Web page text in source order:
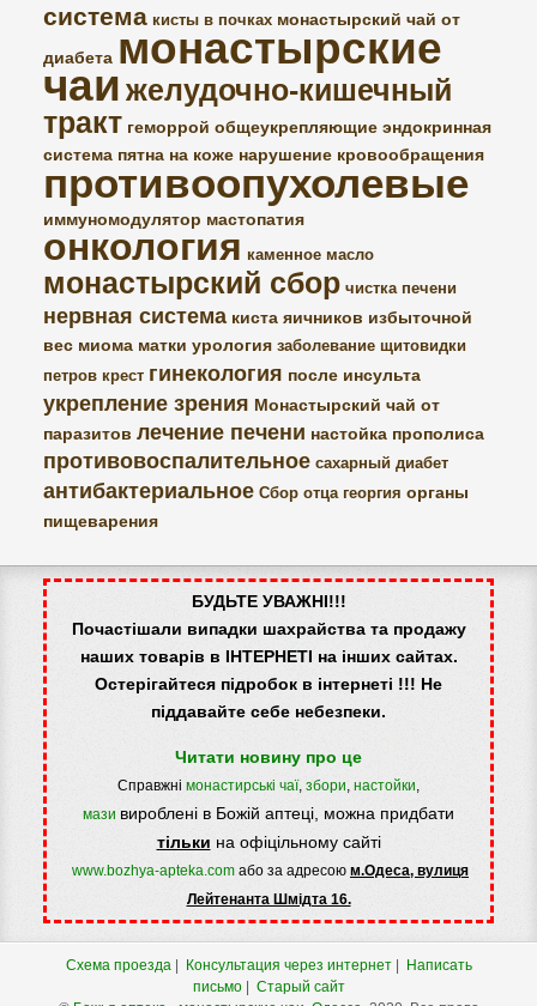
система кисты в почках монастырский чай от
диабета монастырские
чаи желудочно-кишечный
тракт геморрой общеукрепляющие эндокринная
система пятна на коже нарушение кровообращения
противоопухолевые
иммуномодулятор мастопатия
онкология каменное масло
монастырский сбор чистка печени
нервная система киста яичников избыточной
вес миома матки урология заболевание щитовидки
петров крест гинекология после инсульта
укрепление зрения Монастырский чай от
паразитов лечение печени настойка прополиса
противовоспалительное сахарный диабет
антибактериальное Сбор отца георгия органы
пищеварения
БУДЬТЕ УВАЖНІ!!!
Почастішали випадки шахрайства та продажу
наших товарів в ІНТЕРНЕТІ на інших сайтах.
Остерігайтеся підробок в інтернеті !!! Не
піддавайте себе небезпеки.
Читати новину про це
Справжні монастирські чаї, збори, настойки,
мази вироблені в Божій аптеці, можна придбати
тільки на офіцільному сайті
www.bozhya-apteka.com або за адресою м.Одеса, вулиця
Лейтенанта Шмідта 16.
Схема проезда| Консультация через интернет|
Написать
письмо| Старый сайт